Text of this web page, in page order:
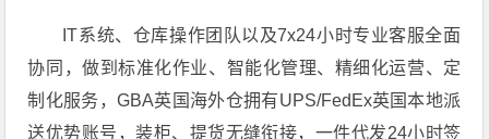
IT系统、仓库操作团队以及7x24小时专业客服全面
协同，做到标准化作业、智能化管理、精细化运营、定
制化服务，GBA英国海外仓拥有UPS/FedEx英国本地派
送优势账号，装柜、提货无缝衔接，一件代发24小时签